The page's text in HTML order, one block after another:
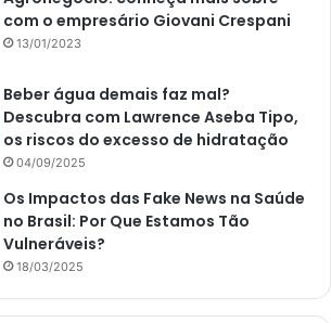
com o empresário Giovani Crespani
13/01/2023
Beber água demais faz mal?
Descubra com Lawrence Aseba Tipo,
os riscos do excesso de hidratação
04/09/2025
Os Impactos das Fake News na Saúde
no Brasil: Por Que Estamos Tão
Vulneráveis?
18/03/2025